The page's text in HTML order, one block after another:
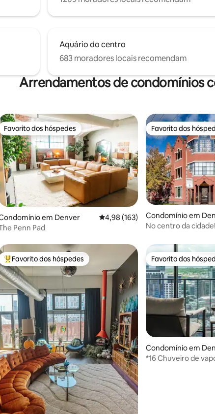
Aquário do centro
683 moradores locais recomendam
Arrendamentos de condomínios
de 4,99 em 5 estrelas, 116avaliações
Favorito dos hóspedes
Favorito dos hóspedes
em Denver Classificação média de 4,98 em 5
4,98 (163)
Penn Pad
Favorito dos
Favorito dos
Condomínio em
No centro da
quartos.
de 4,88 em 5 estrelas, 134avaliações
Favoritos dos hóspedes mais apreciados
Favorito dos hóspedes Favorito dos
Favorito dos
Condomínio em
*16 Chuveiro de